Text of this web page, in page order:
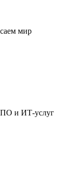
мир
ПО и ИТ-услуг